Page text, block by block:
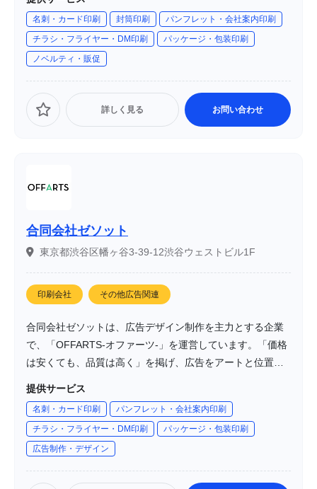
名刺・カード印刷 封筒印刷
パンフレット・会社案内印刷
チラシ・フライヤー・DM印刷
パッケージ・包装印刷
ノベルティ・販促
詳しく見る お問い合わせ
合同会社ゼソット
東京都渋谷区幡ヶ谷3-39-12渋谷ウェストビル1F
印刷会社 その他広告関連
合同会社ゼソットは、広告デザイン制作を主力とする企業
で、「OFFARTS-オファーツ-」を運営しています。「価格
は安くても、品質は高く」を掲げ、広告をアートと位置づ
提供サービス
名刺・カード印刷
パンフレット・会社案内印刷
チラシ・フライヤー・DM印刷
パッケージ・包装印刷
広告制作・デザイン